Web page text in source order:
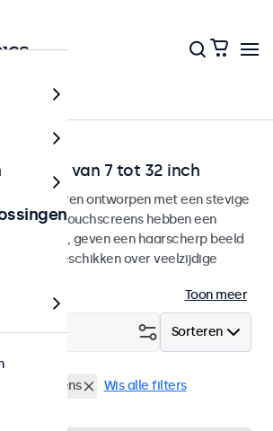
van 7 tot 32 inch
monitoren ontworpen met een stevige
Deze touchscreens hebben een
voetsteun, geven een haarscherp beeld
en beschikken over veelzijdige
Toon meer
Sorteren
Wis alle filters